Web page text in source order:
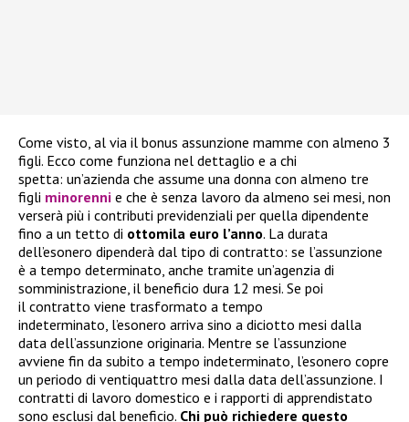
Come visto, al via il bonus assunzione mamme con almeno 3
figli. Ecco come funziona nel dettaglio e a chi
spetta: un’azienda che assume una donna con almeno tre
figli minorenni e che è senza lavoro da almeno sei mesi, non
verserà più i contributi previdenziali per quella dipendente
fino a un tetto di ottomila euro l’anno. La durata
dell’esonero dipenderà dal tipo di contratto: se l’assunzione
è a tempo determinato, anche tramite un’agenzia di
somministrazione, il beneficio dura 12 mesi. Se poi
il contratto viene trasformato a tempo
indeterminato, l’esonero arriva sino a diciotto mesi dalla
data dell’assunzione originaria. Mentre se l’assunzione
avviene fin da subito a tempo indeterminato, l’esonero copre
un periodo di ventiquattro mesi dalla data dell’assunzione. I
contratti di lavoro domestico e i rapporti di apprendistato
sono esclusi dal beneficio. Chi può richiedere questo